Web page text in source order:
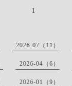
1
2026-07（11）
2026-04（6）
2026-01（9）